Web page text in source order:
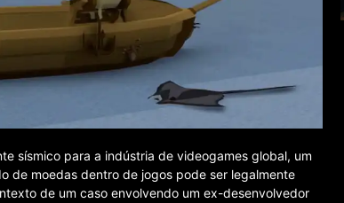
sísmico para a indústria de videogames global, um
de moedas dentro de jogos pode ser legalmente
de um caso envolvendo um ex-desenvolvedor